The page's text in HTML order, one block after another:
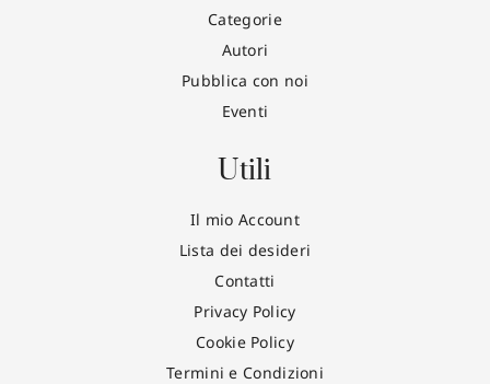
Categorie
Autori
Pubblica con noi
Eventi
Utili
Il mio Account
Lista dei desideri
Contatti
Privacy Policy
Cookie Policy
Termini e Condizioni